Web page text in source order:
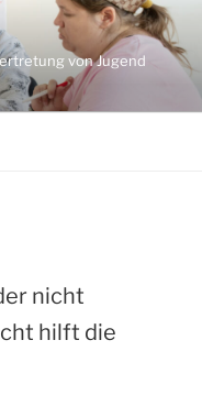
von Jugend
nicht
hilft die